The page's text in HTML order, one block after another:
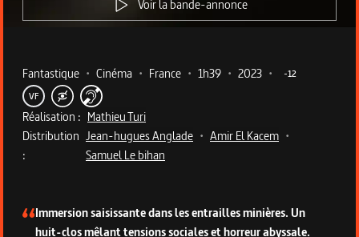
Voir la bande-annonce
Metadata du programme
Fantastique • Cinéma • France • 1h39 • 2023 •
-12
VF
Réalisation : Mathieu Turi
Distribution
:
Jean-hugues Anglade • Amir El Kacem •
Samuel Le bihan
Immersion saisissante dans les entrailles minières. Un
huit-clos mêlant tensions sociales et horreur abyssale.